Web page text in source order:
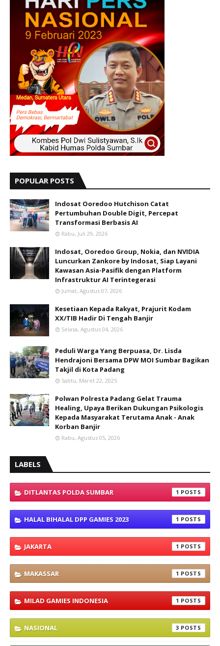
POPULAR POSTS
Indosat Ooredoo Hutchison Catat
Pertumbuhan Double Digit, Percepat
Transformasi Berbasis AI
Rabu, Juli 29, 2026
Indosat, Ooredoo Group, Nokia, dan NVIDIA
Luncurkan Zankore by Indosat, Siap Layani
Kawasan Asia-Pasifik dengan Platform
Infrastruktur AI Terintegerasi
Jumat, Agustus 07, 2026
Kesetiaan Kepada Rakyat, Prajurit Kodam
XX/TIB Hadir Di Tengah Banjir
Selasa, Agustus 04, 2026
Peduli Warga Yang Berpuasa, Dr. Lisda
Hendrajoni Bersama DPW MOI Sumbar Bagikan
Takjil di Kota Padang
Sabtu, Maret 22, 2025
Polwan Polresta Padang Gelat Trauma
Healing, Upaya Berikan Dukungan Psikologis
Kepada Masyarakat Terutama Anak - Anak
Korban Banjir
Rabu, Agustus 05, 2026
LABELS
DITLANTAS POLDA SUMBAR 1
HALAL BIHALAL DPP GAMIES 2023 1
JAKARTA 1
MAKASSAR 1
MILAD GAMIES INDONESIA 1
NASIONAL 3